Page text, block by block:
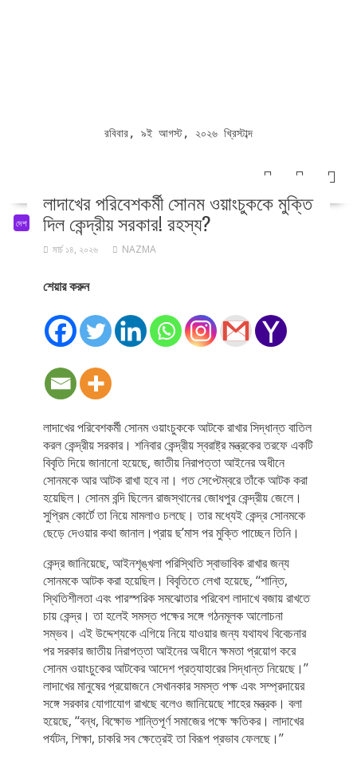
রবিবার, ৯ই আগস্ট, ২০২৬ খ্রিস্টাব্দ
দেশ
লাদাখের পরিবেশকর্মী সোনম ওয়াংচুককে মুক্তি
দিল কেন্দ্রীয় সরকার! রহস্য?
মার্চ ১৪, ২০২৬ NAZMA
শেয়ার করুন
লাদাখের পরিবেশকর্মী সোনম ওয়াংচুককে আটকে রাখার সিদ্ধান্ত বাতিল
করল কেন্দ্রীয় সরকার। শনিবার কেন্দ্রীয় স্বরাষ্ট্র মন্ত্রকের তরফে একটি
বিবৃতি দিয়ে জানানো হয়েছে, জাতীয় নিরাপত্তা আইনের অধীনে
সোনমকে আর আটক রাখা হবে না। গত সেপ্টেম্বরে তাঁকে আটক করা
হয়েছিল। সোনম বন্দি ছিলেন রাজস্থানের জোধপুর কেন্দ্রীয় জেলে।
সুপ্রিম কোর্টে তা নিয়ে মামলাও চলছে। তার মধ্যেই কেন্দ্র সোনমকে
ছেড়ে দেওয়ার কথা জানাল।প্রায় ছ’মাস পর মুক্তি পাচ্ছেন তিনি।
কেন্দ্র জানিয়েছে, আইনশৃঙ্খলা পরিস্থিতি স্বাভাবিক রাখার জন্য
সোনমকে আটক করা হয়েছিল। বিবৃতিতে লেখা হয়েছে, ‘‘শান্তি,
স্থিতিশীলতা এবং পারস্পরিক সমঝোতার পরিবেশ লাদাখে বজায় রাখতে
চায় কেন্দ্র। তা হলেই সমস্ত পক্ষের সঙ্গে গঠনমূলক আলোচনা
সম্ভব। এই উদ্দেশ্যকে এগিয়ে নিয়ে যাওয়ার জন্য যথাযথ বিবেচনার
পর সরকার জাতীয় নিরাপত্তা আইনের অধীনে ক্ষমতা প্রয়োগ করে
সোনম ওয়াংচুকের আটকের আদেশ প্রত্যাহারের সিদ্ধান্ত নিয়েছে।’’
লাদাখের মানুষের প্রয়োজনে সেখানকার সমস্ত পক্ষ এবং সম্প্রদায়ের
সঙ্গে সরকার যোগাযোগ রাখছে বলেও জানিয়েছে শাহের মন্ত্রক। বলা
হয়েছে, ‘‘বন্‌ধ, বিক্ষোভ শান্তিপূর্ণ সমাজের পক্ষে ক্ষতিকর। লাদাখের
পর্যটন, শিক্ষা, চাকরি সব ক্ষেত্রেই তা বিরূপ প্রভাব ফেলছে।’’